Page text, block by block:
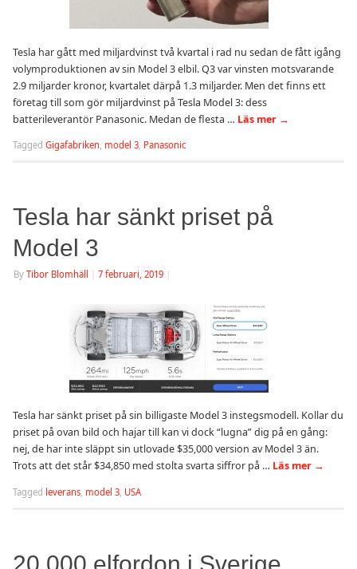
Tesla har gått med miljardvinst två kvartal i rad nu sedan de fått igång
volymproduktionen av sin Model 3 elbil. Q3 var vinsten motsvarande
2.9 miljarder kronor, kvartalet därpå 1.3 miljarder. Men det finns ett
företag till som gör miljardvinst på Tesla Model 3: dess
batterileverantör Panasonic. Medan de flesta … Läs mer →
Tagged Gigafabriken, model 3, Panasonic
Tesla har sänkt priset på
Model 3
By Tibor Blomhäll 7 februari, 2019
Tesla har sänkt priset på sin billigaste Model 3 instegsmodell. Kollar du
priset på ovan bild och hajar till kan vi dock “lugna” dig på en gång:
nej, de har inte släppt sin utlovade $35,000 version av Model 3 än.
Trots att det står $34,850 med stolta svarta siffror på … Läs mer →
Tagged leverans, model 3, USA